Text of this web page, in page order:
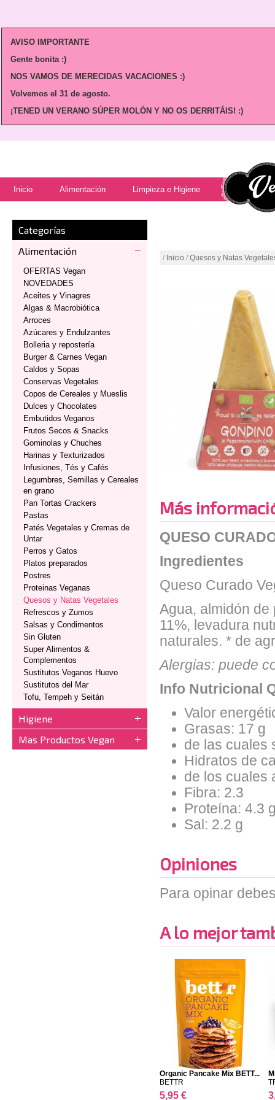
AVISO IMPORTANTE
Gente bonita :)
NOS VAMOS DE MERECIDAS VACACIONES :)
Volvemos el 31 de agosto.
¡TENED UN VERANO SÚPER MOLÓN Y NO OS DERRITÁIS! :)
Inicio Alimentación Limpieza e Higiene
Categorías
Alimentación
OFERTAS Vegan
NOVEDADES
Aceites y Vinagres
Algas & Macrobiótica
Arroces
Azúcares y Endulzantes
Bolleria y repostería
Burger & Carnes Vegan
Caldos y Sopas
Conservas Vegetales
Copos de Cereales y Mueslis
Dulces y Chocolates
Embutidos Veganos
Frutos Secos & Snacks
Gominolas y Chuches
Harinas y Texturizados
Infusiones, Tés y Cafés
Legumbres, Semillas y Cereales
en grano
Pan Tortas Crackers
Pastas
Patés Vegetales y Cremas de
Untar
Perros y Gatos
Platos preparados
Postres
Proteinas Veganas
Quesos y Natas Vegetales
Refrescos y Zumos
Salsas y Condimentos
Sin Gluten
Super Alimentos &
Complementos
Sustitutos Veganos Huevo
Sustitutos del Mar
Tofu, Tempeh y Seitán
Higiene
Mas Productos Vegan
/ Inicio / Quesos y Natas
Más
QUESO
Ingredientes
Queso Curado
Agua, almidón
11%, levadura
naturales. * de
Alergias: puede
Info Nutricional
Valor
Grasas: 17 g
de las cuales
Hidratos de
de los cuales
Fibra: 2.3
Proteína: 4.3
Sal: 2.2 g
Opiniones
Para opinar
A lo mejor
Organic Pancake Mix BETT...
BETTR
5,95 €